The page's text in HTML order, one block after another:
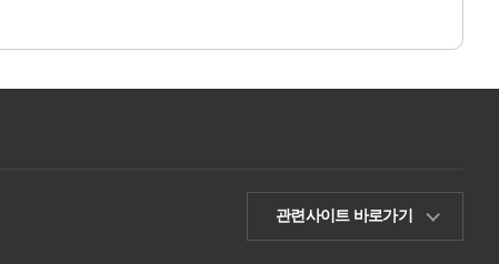
관련사이트 바로가기